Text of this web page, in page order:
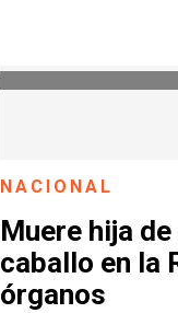
NACIONAL
Muere hija
caballo en la
órganos